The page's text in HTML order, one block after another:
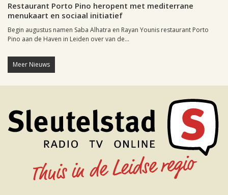
Restaurant Porto Pino heropent met mediterrane
menukaart en sociaal initiatief
Begin augustus namen Saba Alhatra en Rayan Younis restaurant Porto
Pino aan de Haven in Leiden over van de...
Meer Nieuws